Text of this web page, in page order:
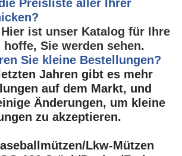
Preisliste aller Ihrer
ist unser Katalog für Ihre
hoffe, Sie werden sehen.
Sie kleine Bestellungen?
Jahren gibt es mehr
auf dem Markt, und
Änderungen, um kleine
zu akzeptieren.
Lkw-Mützen